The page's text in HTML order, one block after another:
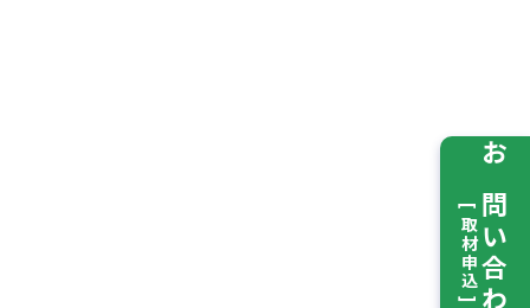
お問い合わせ
[ 取材申込 ]